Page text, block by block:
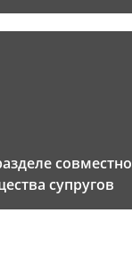
совместно
супругов